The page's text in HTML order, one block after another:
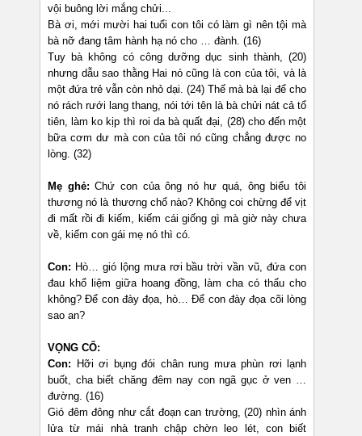
vội buông lời mắng chửi...
Bà ơi, mới mười hai tuổi con tôi có làm gì nên tội mà
bà nỡ đang tâm hành hạ nó cho … đành. (16)
Tuy bà không có công dưỡng dục sinh thành, (20)
nhưng dẫu sao thằng Hai nó cũng là con của tôi, và là
một đứa trẻ vẫn còn nhỏ dại. (24) Thế mà bà lại để cho
nó rách rưới lang thang, nói tới tên là bà chửi nát cả tổ
tiên, làm ko kịp thì roi da bà quất đại, (28) cho đến một
bữa cơm dư mà con của tôi nó cũng chẳng được no
lòng. (32)
Mẹ ghẻ: Chứ con của ông nó hư quá, ông biểu tôi
thương nó là thương chổ nào? Không coi chừng để vịt
đi mất rồi đi kiếm, kiếm cái giống gì mà giờ này chưa
về, kiếm con gái mẹ nó thì có.
Con: Hò… gió lộng mưa rơi bầu trời vần vũ, đứa con
đau khổ liệm giữa hoang đồng, làm cha có thấu cho
không? Để con đày đọa, hò… Để con đày đọa cõi lòng
sao an?
VỌNG CỔ:
Con: Hỡi ơi bụng đói chân rung mưa phùn rơi lạnh
buốt, cha biết chăng đêm nay con ngã gục ở ven …
đường. (16)
Gió đêm đông như cắt đoạn can trường, (20) nhìn ánh
lửa từ mái nhà tranh chập chờn leo lét, con biết